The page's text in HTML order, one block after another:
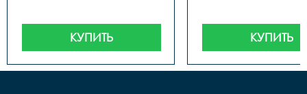
КУПИТЬ КУПИТЬ